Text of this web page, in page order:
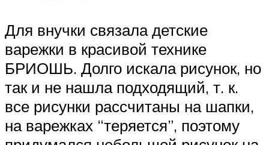
Для внучки связала детские
варежки в красивой технике
БРИОШЬ. Долго искала рисунок, но
так и не нашла подходящий, т. к.
все рисунки рассчитаны на шапки,
на варежках “теряется”, поэтому